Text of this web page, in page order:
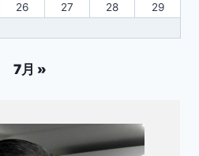
26 27 28
29
7月 »